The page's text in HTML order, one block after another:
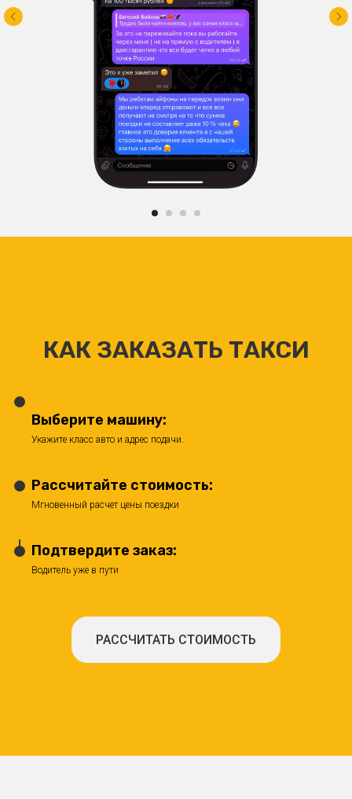
КАК ЗАКАЗАТЬ ТАКСИ
Выберите машину:
Укажите класс авто и адрес подачи.
Рассчитайте стоимость:
Мгновенный расчет цены поездки
Подтвердите заказ:
Водитель уже в пути
РАССЧИТАТЬ СТОИМОСТЬ